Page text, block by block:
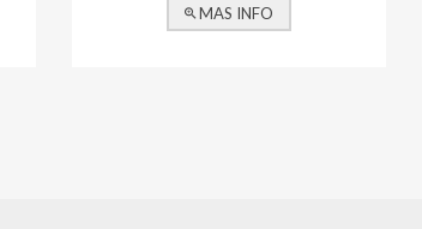
MAS INFO